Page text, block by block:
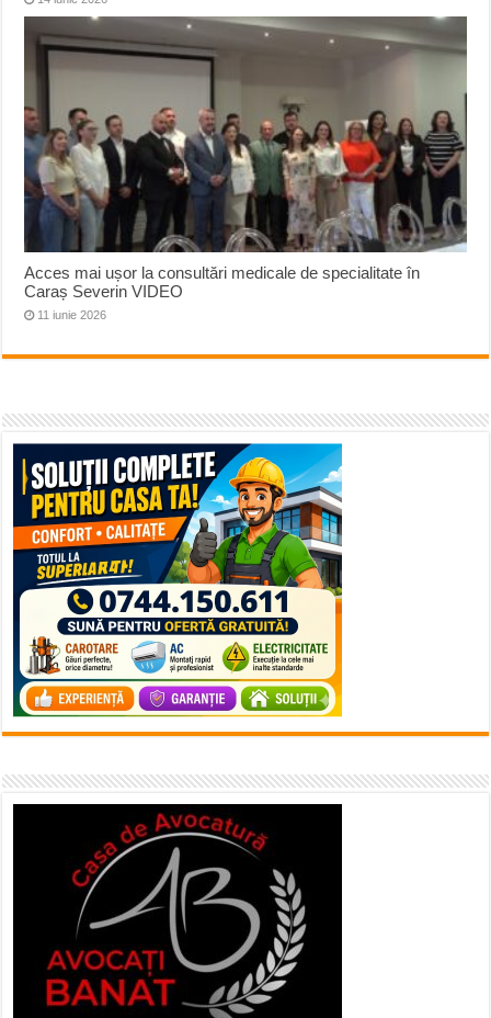
Acces mai ușor la consultări medicale de specialitate în
Caraș Severin VIDEO
11 iunie 2026